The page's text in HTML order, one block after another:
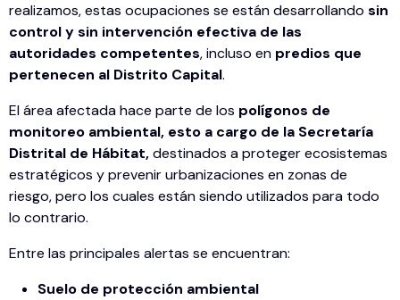
realizamos, estas ocupaciones se están desarrollando sin
control y sin intervención efectiva de las
autoridades competentes, incluso en predios que
pertenecen al Distrito Capital.
El área afectada hace parte de los polígonos de
monitoreo ambiental, esto a cargo de la Secretaría
Distrital de Hábitat,destinados a proteger ecosistemas
estratégicos y prevenir urbanizaciones en zonas de
riesgo, pero los cuales están siendo utilizados para todo
lo contrario.
Entre las principales alertas se encuentran:
Suelo de protección ambiental